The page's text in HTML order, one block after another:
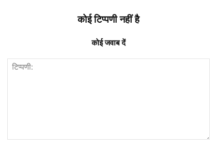
कोई टिप्पणी नहीं है
कोई जवाब दें